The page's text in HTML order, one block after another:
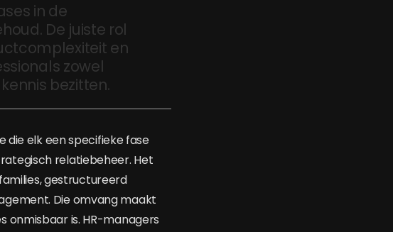
in de
De juiste rol
en
zowel
bezitten.
die elk een specifieke fase
relatiebeheer. Het
gestructureerd
Die omvang maakt
onmisbaar is. HR-managers